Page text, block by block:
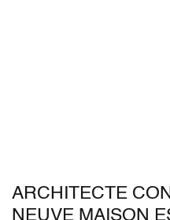
ARCHITECTE
NEUVE MAISON